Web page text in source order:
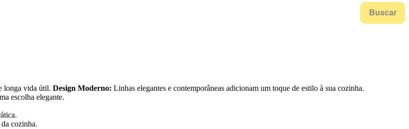
Buscar
longa vida útil. Design Moderno: Linhas elegantes e contemporâneas adicionam um toque de estilo à sua cozinha.
escolha elegante.
cozinha.